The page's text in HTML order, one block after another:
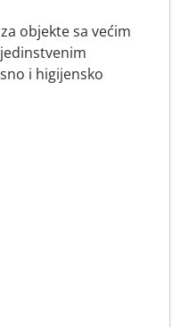
objekte sa većim
i higijensko